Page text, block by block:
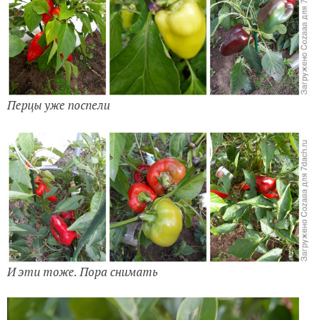
Перцы уже поспели
И эти тоже. Пора снимать